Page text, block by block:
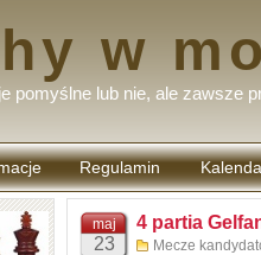
w
pomyślne lub nie, ale zawsze
Regulamin
komentarzy
maj
23
4 partia
Mecze